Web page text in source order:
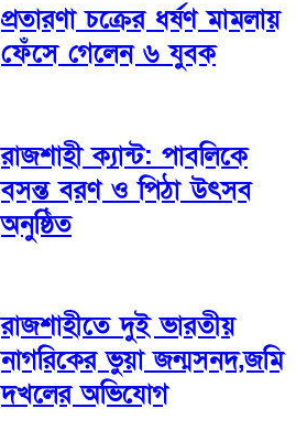
প্রতারণা চক্রের ধর্ষণ মামলায়
ফেঁসে গেলেন ৬ যুবক
রাজশাহী ক্যান্ট: পাবলিকে
বসন্ত বরণ ও পিঠা উৎসব
অনুষ্ঠিত
রাজশাহীতে দুই ভারতীয়
নাগরিকের ভুয়া জন্মসনদ,জমি
দখলের অভিযোগ